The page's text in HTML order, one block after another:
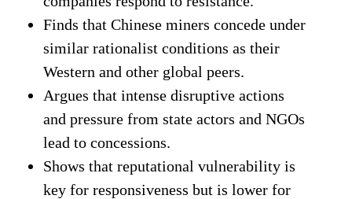
Finds that Chinese miners concede under
similar rationalist conditions as their
Western and other global peers.
Argues that intense disruptive actions
and pressure from state actors and NGOs
lead to concessions.
Shows that reputational vulnerability is
key for responsiveness but is lower for